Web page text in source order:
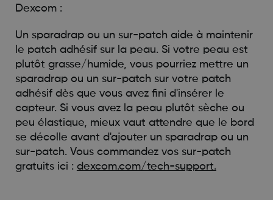
Dexcom :
Un sparadrap ou un sur-patch aide à maintenir
le patch adhésif sur la peau. Si votre peau est
plutôt grasse/humide, vous pourriez mettre un
sparadrap ou un sur-patch sur votre patch
adhésif dès que vous avez fini d'insérer le
capteur. Si vous avez la peau plutôt sèche ou
peu élastique, mieux vaut attendre que le bord
se décolle avant d'ajouter un sparadrap ou un
sur-patch. Vous commandez vos sur-patch
gratuits ici : dexcom.com/tech-support.